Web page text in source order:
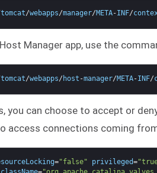
tomcat/webapps/manager/META-INF/
Manager app, use the
tomcat/webapps/ host -manager/META-INF/
you can choose to accept or
access connections coming
="false" privileged=